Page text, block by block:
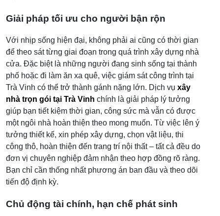
Giải pháp tối ưu cho người bận rộn
Với nhịp sống hiện đại, không phải ai cũng có thời gian
để theo sát từng giai đoạn trong quá trình xây dựng nhà
cửa. Đặc biệt là những người đang sinh sống tại thành
phố hoặc đi làm ăn xa quê, việc giám sát công trình tại
Trà Vinh có thể trở thành gánh nặng lớn. Dịch vụ xây
nhà trọn gói tại Trà Vinh chính là giải pháp lý tưởng
giúp bạn tiết kiệm thời gian, công sức mà vẫn có được
một ngôi nhà hoàn thiện theo mong muốn. Từ việc lên ý
tưởng thiết kế, xin phép xây dựng, chọn vật liệu, thi
công thô, hoàn thiện đến trang trí nội thất – tất cả đều do
đơn vị chuyên nghiệp đảm nhận theo hợp đồng rõ ràng.
Bạn chỉ cần thống nhất phương án ban đầu và theo dõi
tiến độ định kỳ.
Chủ động tài chính, hạn chế phát sinh